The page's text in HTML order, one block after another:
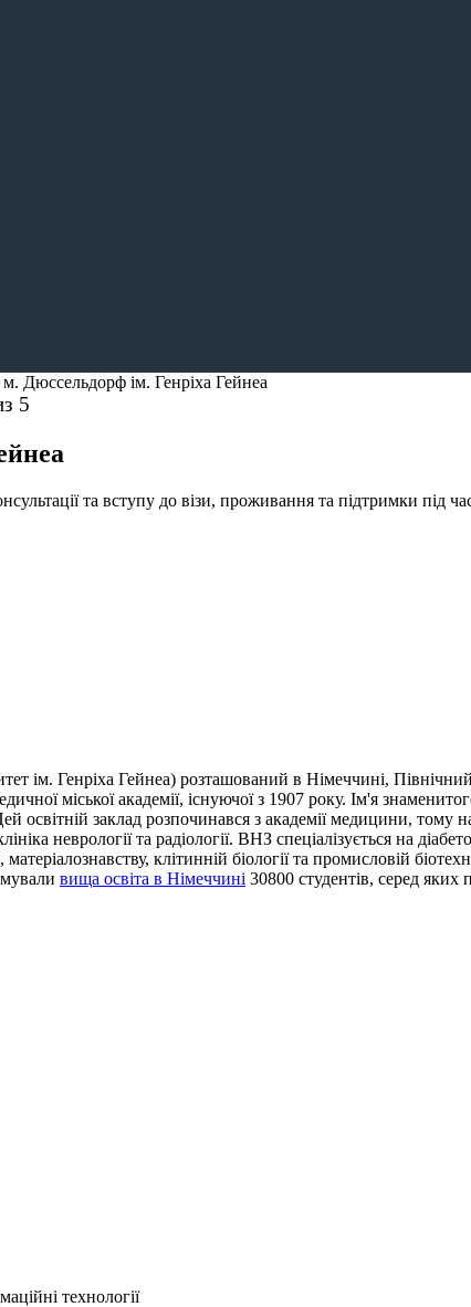
м. Дюссельдорф ім. Генріха Гейнеа
5
та вступу до візи, проживання та підтримки під
ім. Генріха Гейнеа) розташований в Німеччині,
міської академії, існуючої з 1907 року. Ім'я
освітній заклад розпочинався з академії медицини, тому
неврології та радіології. ВНЗ спеціалізується на
клітинній біології та промисловій
вища освіта в Німеччині 30800 студентів, серед
технології